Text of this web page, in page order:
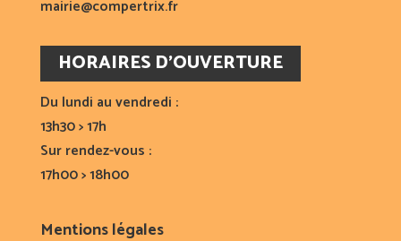
mairie@compertrix.fr
HORAIRES D’OUVERTURE
Du lundi au vendredi :
13h30 > 17h
Sur rendez-vous :
17h00 > 18h00
Mentions légales